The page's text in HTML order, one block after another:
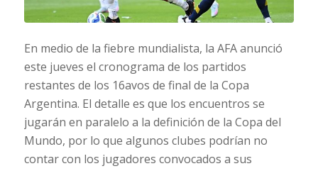
En medio de la fiebre mundialista, la AFA anunció
este jueves el cronograma de los partidos
restantes de los 16avos de final de la Copa
Argentina. El detalle es que los encuentros se
jugarán en paralelo a la definición de la Copa del
Mundo, por lo que algunos clubes podrían no
contar con los jugadores convocados a sus